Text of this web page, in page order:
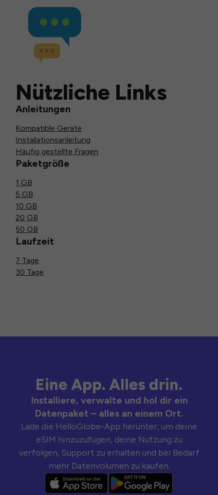
Nützliche Links
Anleitungen
Kompatible Geräte
Installationsanleitung
Häufig gestellte Fragen
Paketgröße
1 GB
5 GB
10 GB
20 GB
50 GB
Laufzeit
7 Tage
30 Tage
Eine App. Alles drin.
Installiere, verwalte und hol dir ein
Datenpaket – alles an einem Ort.
Lade die HelloGlobe-App herunter, um deine
eSIM hinzuzufügen, deine Nutzung zu
verfolgen, Support zu erhalten und bei Bedarf
mehr Datenvolumen zu kaufen.